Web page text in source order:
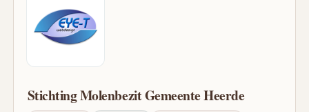
Stichting Molenbezit Gemeente Heerde